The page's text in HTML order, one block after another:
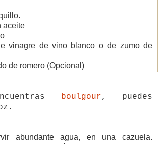
aceite
vinagre de vino blanco o de zumo de
de romero (Opcional)
boulgour, puedes
abundante agua, en una cazuela.